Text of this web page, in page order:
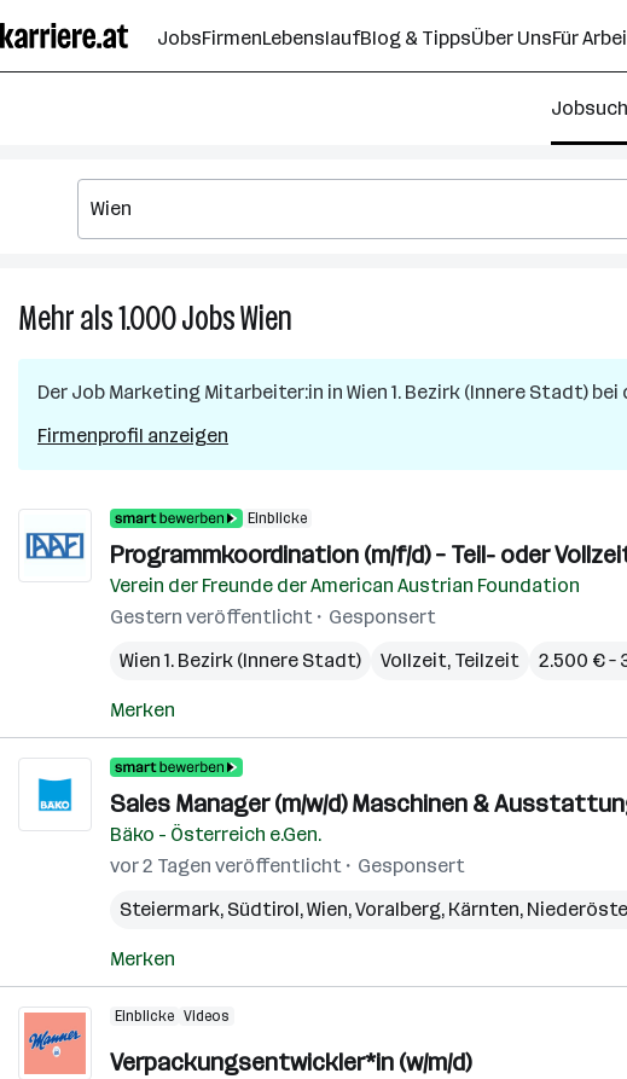
Seiteninhalt
springen
JobsFirmenLebenslaufBlog & TippsÜber UnsFür
Mehr als 1.000JobsWien
Jobs
Der Job Marketing Mitarbeiter:in in Wien 1. Bezirk (Innere Stadt) bei
Firmenprofil anzeigen
Einblicke
Programmkoordination (m/f/d) – Teil- oder
Verein der Freunde der American Austrian Foundation
Gestern veröffentlicht
Gesponsert
Wien 1. Bezirk (Innere Stadt)
Vollzeit, Teilzeit 2.500 € –
Merken
Sales Manager (m/w/d) Maschinen &
Bäko - Österreich e.Gen.
vor 2 Tagen veröffentlicht
Gesponsert
Steiermark, Südtirol,Wien,Voralberg, Kärnten,
Merken
Einblicke Videos
Verpackungsentwickler*in (w/m/d)